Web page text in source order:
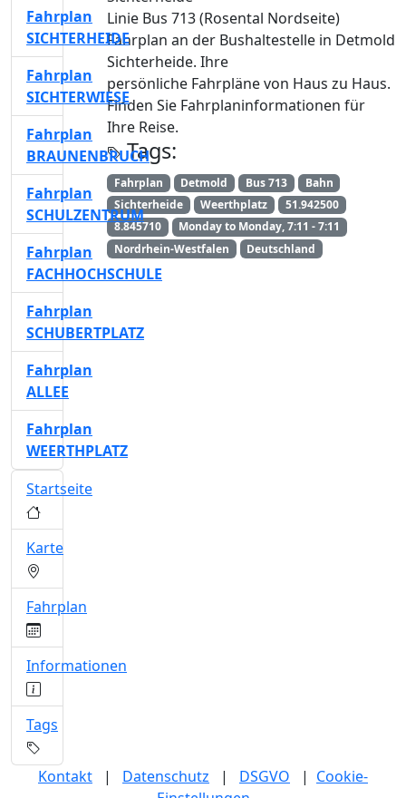
Linie Bus 713 (Rosental Nordseite)
Fahrplan an der Bushaltestelle in Detmold
Sichterheide. Ihre
persönliche Fahrpläne von Haus zu Haus.
Finden Sie Fahrplaninformationen für
Ihre Reise.
Tags:
Fahrplan Detmold Bus 713
Bahn
Sichterheide
Weerthplatz
51.942500
8.845710
Monday to Monday, 7:11 - 7:11
Nordrhein-Westfalen
Deutschland
Fahrplan
SICHTERHEIDE
Fahrplan
SICHTERWIESE
Fahrplan
BRAUNENBRUCH
Fahrplan
SCHULZENTRUM
Fahrplan
FACHHOCHSCHULE
Fahrplan
SCHUBERTPLATZ
Fahrplan
ALLEE
Fahrplan
WEERTHPLATZ
Startseite
Karte
Fahrplan
Informationen
Tags
Kontakt | Datenschutz | DSGVO | Cookie-